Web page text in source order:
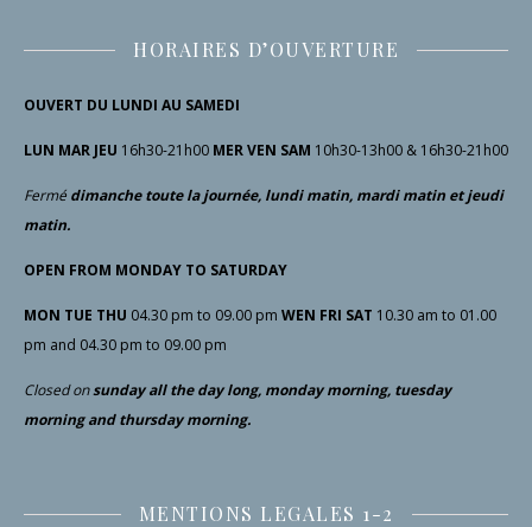
HORAIRES D’OUVERTURE
OUVERT DU LUNDI AU SAMEDI
LUN MAR JEU 16h30-21h00 MER VEN SAM 10h30-13h00 & 16h30-21h00
Fermé dimanche toute la journée, lundi matin, mardi matin et jeudi
matin.
OPEN FROM MONDAY TO SATURDAY
MON TUE THU 04.30 pm to 09.00 pm WEN FRI SAT 10.30 am to 01.00
pm and 04.30 pm to 09.00 pm
Closedonsunday all the day long, monday morning, tuesday
morning and thursday morning.
MENTIONS LEGALES 1-2